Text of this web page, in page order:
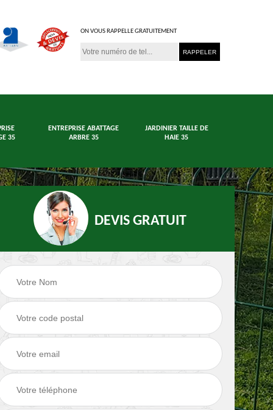
ON VOUS RAPPELLE GRATUITEMENT
35
ENTREPRISE ABATTAGE
ARBRE 35
JARDINIER TAILLE DE
HAIE 35
arbre et haie
Jardinier 35
DEVIS GRATUIT